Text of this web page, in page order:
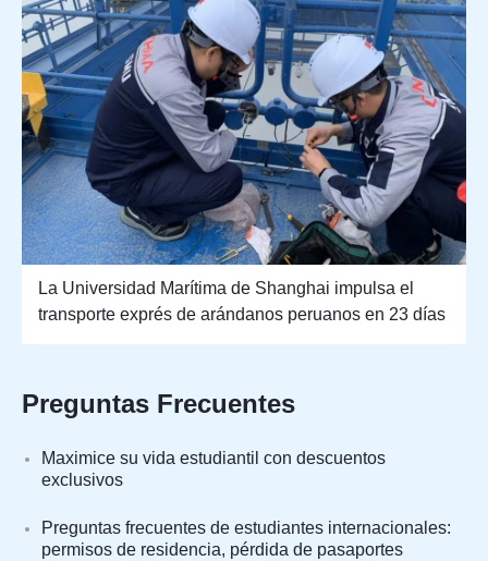
La Universidad Marítima de Shanghai impulsa el
transporte exprés de arándanos peruanos en 23 días
Preguntas Frecuentes
Maximice su vida estudiantil con descuentos
exclusivos
Preguntas frecuentes de estudiantes internacionales:
permisos de residencia, pérdida de pasaportes